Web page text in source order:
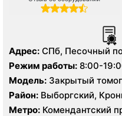
Адрес: СПб, Песочный
д.68а
Режим работы: 8:00-
Модель: Закрытый
Тесла, Siemens
Brilliance 128 срезов
Район: Выборгский,
Ленинградская область
Метро: Комендантский